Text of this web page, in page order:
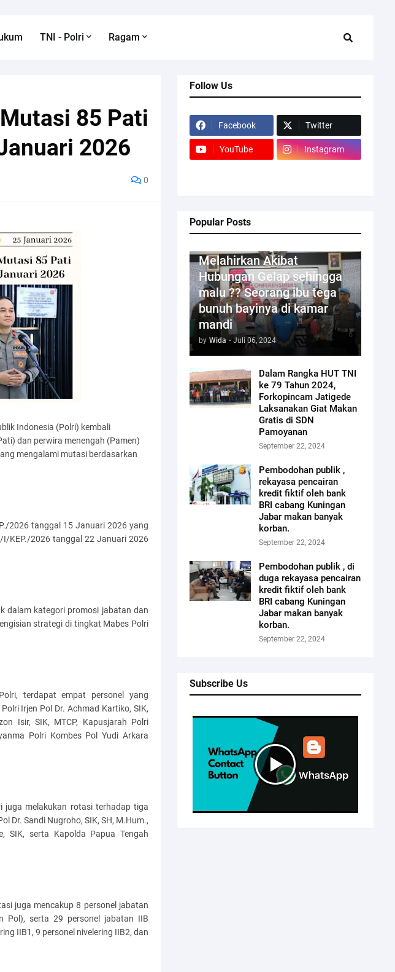
TNI - Polri Ragam
85 Pati
2026
0
Indonesia (Polri) kembali
dan perwira menengah (Pamen)
mengalami mutasi berdasarkan
2026 tanggal 15 Januari 2026 yang
I/KEP./2026 tanggal 22 Januari 2026
dalam kategori promosi jabatan dan
strategi di tingkat Mabes Polri
terdapat empat personel yang
Irjen Pol Dr. Achmad Kartiko, SIK,
Isir, SIK, MTCP, Kapusjarah Polri
Polri Kombes Pol Yudi Arkara
juga melakukan rotasi terhadap tiga
Dr. Sandi Nugroho, SIK, SH, M.Hum.,
SIK, serta Kapolda Papua Tengah
juga mencakup 8 personel jabatan
Pol), serta 29 personel jabatan IIB
IIB1, 9 personel nivelering IIB2, dan
Follow Us
Facebook Twitter
YouTube Instagram
Popular Posts
Melahirkan Akibat
Hubungan Gelap sehingga
malu ?? Seorang ibu tega
bunuh bayinya di kamar
mandi
by Wida - Juli 06, 2024
Dalam Rangka HUT TNI
ke 79 Tahun 2024,
Forkopincam Jatigede
Laksanakan Giat Makan
Gratis di SDN
Pamoyanan
September 22, 2024
Pembodohan publik ,
rekayasa pencairan
kredit fiktif oleh bank
BRI cabang Kuningan
Jabar makan banyak
korban.
September 22, 2024
Pembodohan publik , di
duga rekayasa pencairan
kredit fiktif oleh bank
BRI cabang Kuningan
Jabar makan banyak
korban.
September 22, 2024
Subscribe Us